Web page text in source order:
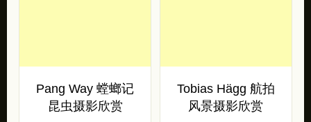
Pang Way 螳螂记
昆虫摄影欣赏
Tobias Hägg 航拍
风景摄影欣赏